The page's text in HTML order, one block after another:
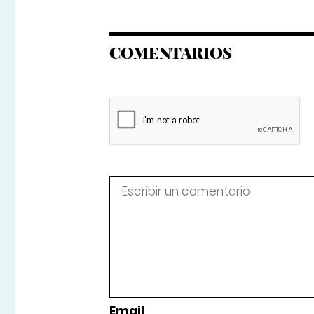
COMENTARIOS